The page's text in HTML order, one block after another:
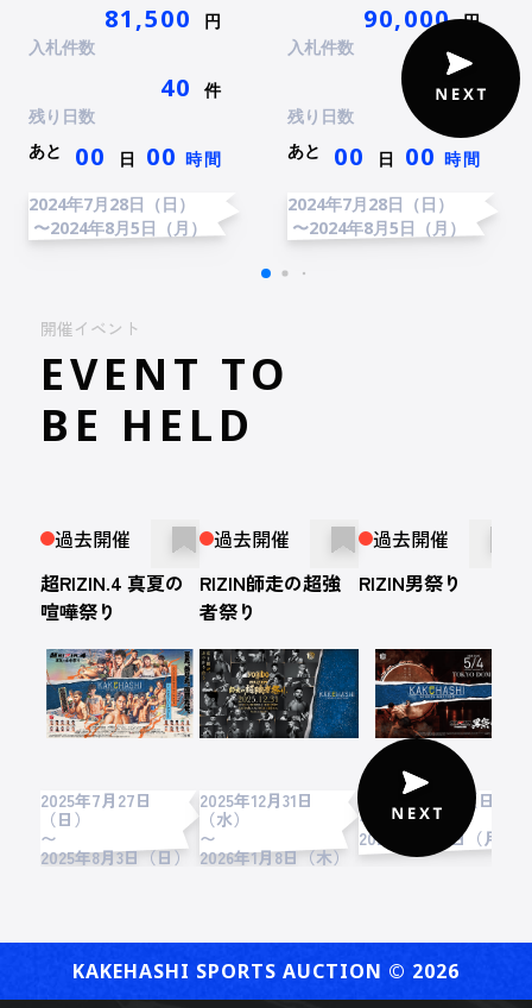
81,500
円
入札件数
40
件
残り日数
あと
00 日 00 時間
2024年7月28日（日）
〜2024年8月5日（月）
90,000 円
入札件数
50 件
残り日数
あと
00 日 00 時間
2024年7月28日（日）
〜2024年8月5日（月）
開催イベント
EVENT TO
BE HELD
過去開催
超RIZIN.4 真夏の
喧嘩祭り
2025年7月27日
（日）
〜
2025年8月3日（日）
過去開催
RIZIN師走の超強
者祭り
2025年12月31日
（水）
〜
2026年1月8日（木）
過去開催
RIZIN男祭り
2025年5月4日（日）
〜
2025年5月12日（月）
KAKEHASHI SPORTS AUCTION ©︎ 2026